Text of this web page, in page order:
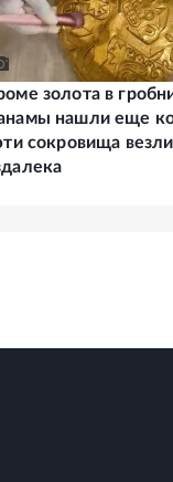
золота в
нашли еще
сокровища везли